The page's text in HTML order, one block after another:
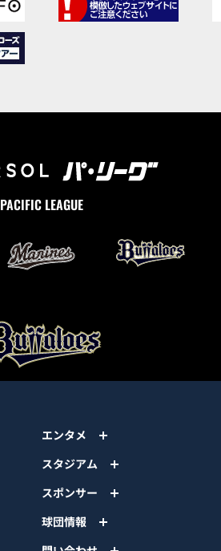
PACIFIC LEAGUE
エンタメ
スタジアム
スポンサー
球団情報